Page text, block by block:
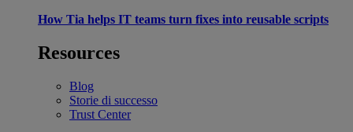
How Tia helps IT teams turn fixes into reusable scripts
Resources
Blog
Storie di successo
Trust Center